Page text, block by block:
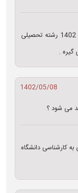
سلام . بله درسته ، کنکور کاردانی به کارشناسی 1402 رشته تحصیلی
گیره .
1402/05/08
می شود ؟
کارشناسی دانشگاه